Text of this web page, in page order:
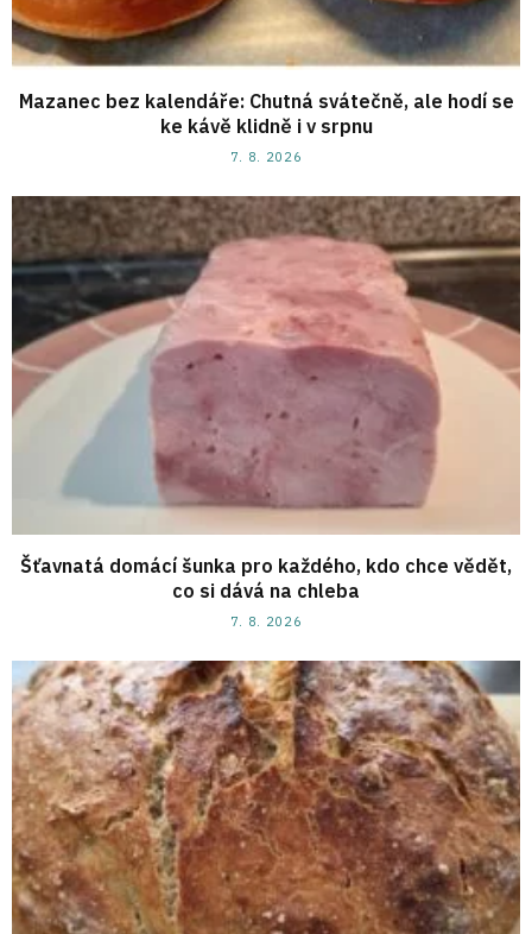
Mazanec bez kalendáře: Chutná svátečně, ale hodí se
ke kávě klidně i v srpnu
7. 8. 2026
Šťavnatá domácí šunka pro každého, kdo chce vědět,
co si dává na chleba
7. 8. 2026